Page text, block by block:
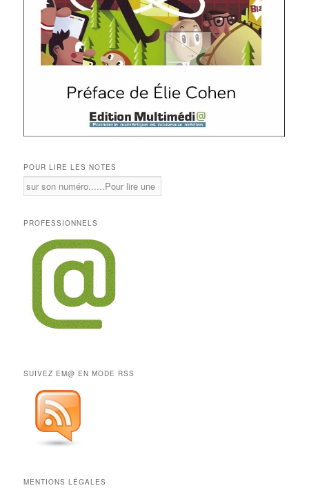
POUR LIRE LES NOTES
PROFESSIONNELS
SUIVEZ EM@ EN MODE RSS
MENTIONS LÉGALES